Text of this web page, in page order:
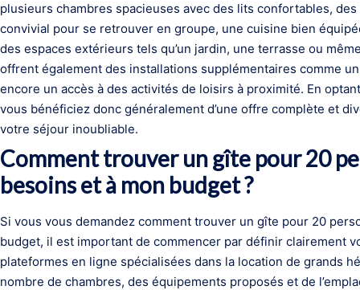
plusieurs chambres spacieuses avec des lits confortables,
convivial pour se retrouver en groupe, une cuisine bien
des espaces extérieurs tels qu’un jardin, une terrasse ou
offrent également des installations supplémentaires comme
encore un accès à des activités de loisirs à proximité. En
vous bénéficiez donc généralement d’une offre complète et
votre séjour inoubliable.
Comment trouver un gîte pour 20
besoins et à mon budget ?
Si vous vous demandez comment trouver un gîte pour 20
budget, il est important de commencer par définir clairement
plateformes en ligne spécialisées dans la location de grands
nombre de chambres, des équipements proposés et de